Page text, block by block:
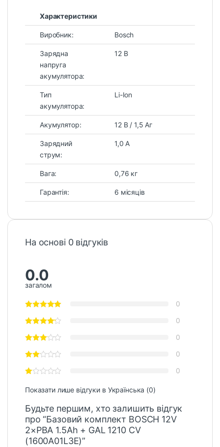
Характеристики
Виробник: Bosch
Зарядна
напруга
акумулятора:
12 В
Тип
акумулятора:
Li-Ion
Акумулятор: 12 В / 1,5 Aг
Зарядний
струм:
1,0 A
Вага: 0,76 кг
Гарантія: 6 місяців
На основі 0 відгуків
0.0
загалом
0
0
0
0
0
Показати лише відгуки в Українська (0)
Будьте першим, хто залишить відгук
про “Базовий комплект BOSCH 12V
2×PBA 1.5Ah + GAL 1210 CV
(1600A01L3E)”